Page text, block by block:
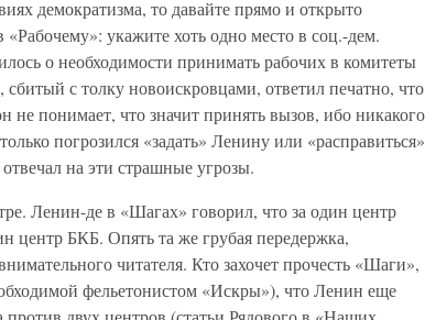
демократизма, то давайте прямо и открыто
укажите хоть одно место в соц.-дем.
о необходимости принимать рабочих в комитеты
с толку новоискровцами, ответил печатно, что
не понимает, что значит принять вызов, ибо никакого
погрозился «задать» Ленину или «расправиться»
на эти страшные угрозы.
Ленин-де в «Шагах» говорил, что за один центр
центр БКБ. Опять та же грубая передержка,
читателя. Кто захочет прочесть «Шаги»,
фельетонистом «Искры»), что Ленин еще